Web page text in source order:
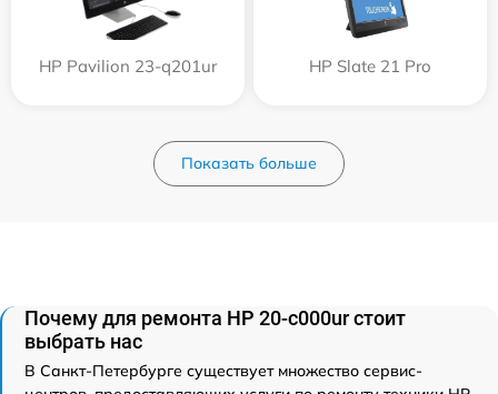
HP Pavilion 23-q201ur HP Slate 21 Pro
Показать больше
Почему для ремонта HP 20-c000ur стоит
выбрать нас
В Санкт-Петербурге существует множество сервис-